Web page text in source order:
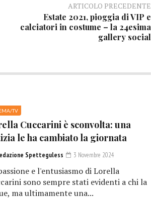
ARTICOLO PRECEDENTE
Estate 2021, pioggia di VIP e
calciatori in costume – la 24esima
gallery social
TV
Cuccarini è sconvolta: una
le ha cambiato la giornata
Spetteguless 3 Novembre 2024
e l'entusiasmo di Lorella
sono sempre stati evidenti a chi la
ma ultimamente una...